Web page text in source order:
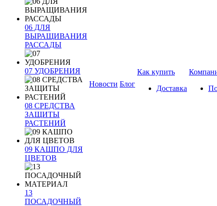
06 ДЛЯ
ВЫРАЩИВАНИЯ
РАССАДЫ
07 УДОБРЕНИЯ
08 СРЕДСТВА
ЗАЩИТЫ
РАСТЕНИЙ
09 КАШПО ДЛЯ
ЦВЕТОВ
13
ПОСАДОЧНЫЙ
Новости Блог
Как купить
Доставка